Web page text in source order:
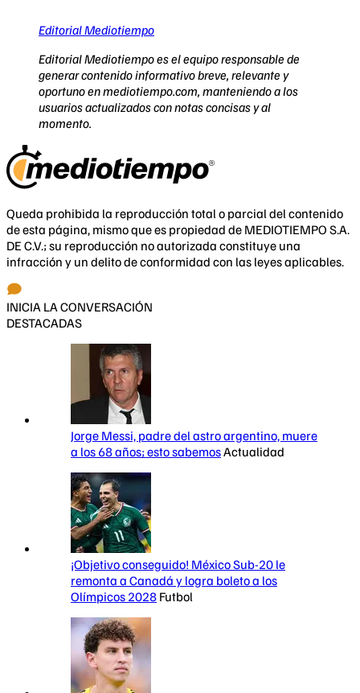
Editorial Mediotiempo
Editorial Mediotiempo es el equipo responsable de
generar contenido informativo breve, relevante y
oportuno en mediotiempo.com, manteniendo a los
usuarios actualizados con notas concisas y al
momento.
Queda prohibida la reproducción total o parcial del contenido
de esta página, mismo que es propiedad de MEDIOTIEMPO S.A.
DE C.V.; su reproducción no autorizada constituye una
infracción y un delito de conformidad con las leyes aplicables.
INICIA LA CONVERSACIÓN
DESTACADAS
Jorge Messi, padre del astro argentino, muere
a los 68 años; esto sabemosActualidad
¡Objetivo conseguido! México Sub-20 le
remonta a Canadá y logra boleto a los
Olímpicos 2028 Futbol